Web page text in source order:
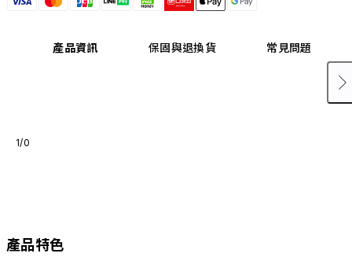
產品資訊 保固與退換貨 常見問題
1/0
產品特色